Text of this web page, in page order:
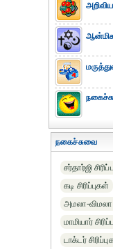
நகைச்சுவை
சர்தார்ஜி
கடி சிரிப்புகள்
அமலா-விமலா
மாமியார்
டாக்டர்